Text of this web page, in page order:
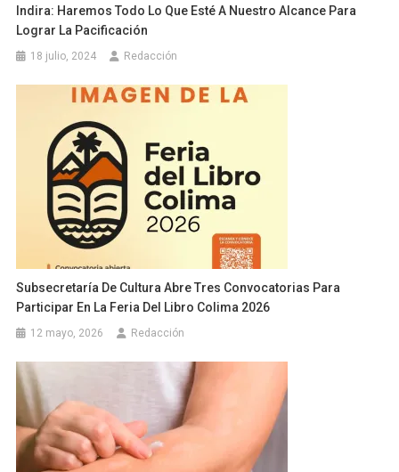
Indira: Haremos Todo Lo Que Esté A Nuestro Alcance Para
Lograr La Pacificación
18 julio, 2024 Redacción
Subsecretaría De Cultura Abre Tres Convocatorias Para
Participar En La Feria Del Libro Colima 2026
12 mayo, 2026 Redacción